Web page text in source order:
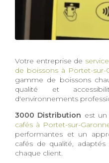
Votre entreprise de
de boissons à Portet-sur-
gamme de boissons
qualité et
d'environnements
3000 Distribution est un
cafés à Portet-sur-
performantes et un
cafés de qualité,
chaque client.